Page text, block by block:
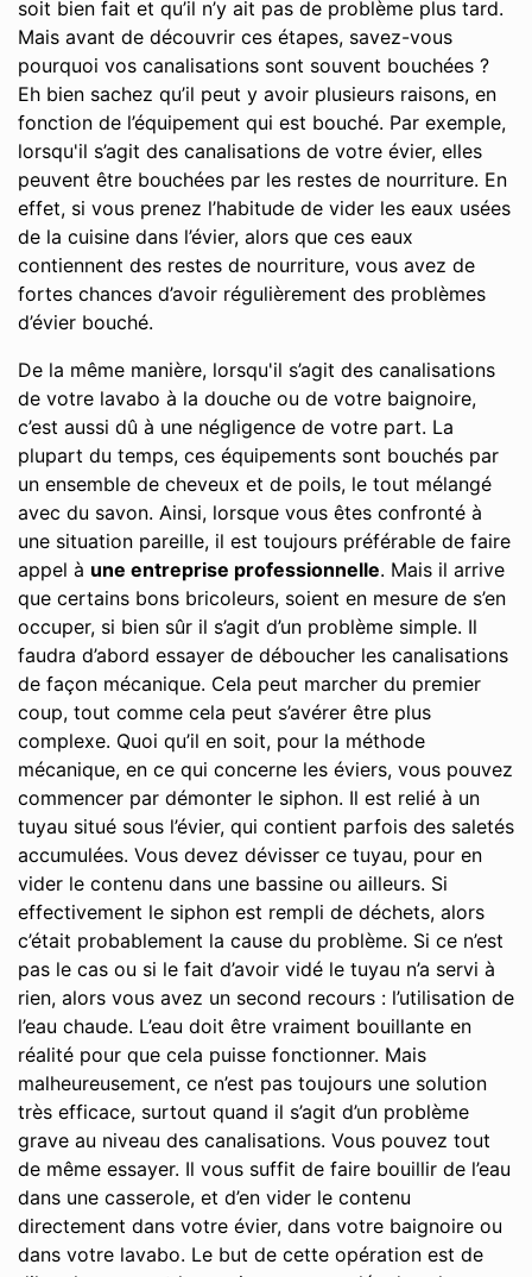
soit bien fait et qu’il n’y ait pas de problème plus tard.
Mais avant de découvrir ces étapes, savez-vous
pourquoi vos canalisations sont souvent bouchées ?
Eh bien sachez qu’il peut y avoir plusieurs raisons, en
fonction de l’équipement qui est bouché. Par exemple,
lorsqu'il s’agit des canalisations de votre évier, elles
peuvent être bouchées par les restes de nourriture. En
effet, si vous prenez l’habitude de vider les eaux usées
de la cuisine dans l’évier, alors que ces eaux
contiennent des restes de nourriture, vous avez de
fortes chances d’avoir régulièrement des problèmes
d’évier bouché.
De la même manière, lorsqu'il s’agit des canalisations
de votre lavabo à la douche ou de votre baignoire,
c’est aussi dû à une négligence de votre part. La
plupart du temps, ces équipements sont bouchés par
un ensemble de cheveux et de poils, le tout mélangé
avec du savon. Ainsi, lorsque vous êtes confronté à
une situation pareille, il est toujours préférable de faire
appel à une entreprise professionnelle. Mais il arrive
que certains bons bricoleurs, soient en mesure de s’en
occuper, si bien sûr il s’agit d’un problème simple. Il
faudra d’abord essayer de déboucher les canalisations
de façon mécanique. Cela peut marcher du premier
coup, tout comme cela peut s’avérer être plus
complexe. Quoi qu’il en soit, pour la méthode
mécanique, en ce qui concerne les éviers, vous pouvez
commencer par démonter le siphon. Il est relié à un
tuyau situé sous l’évier, qui contient parfois des saletés
accumulées. Vous devez dévisser ce tuyau, pour en
vider le contenu dans une bassine ou ailleurs. Si
effectivement le siphon est rempli de déchets, alors
c’était probablement la cause du problème. Si ce n’est
pas le cas ou si le fait d’avoir vidé le tuyau n’a servi à
rien, alors vous avez un second recours : l’utilisation de
l’eau chaude. L’eau doit être vraiment bouillante en
réalité pour que cela puisse fonctionner. Mais
malheureusement, ce n’est pas toujours une solution
très efficace, surtout quand il s’agit d’un problème
grave au niveau des canalisations. Vous pouvez tout
de même essayer. Il vous suffit de faire bouillir de l’eau
dans une casserole, et d’en vider le contenu
directement dans votre évier, dans votre baignoire ou
dans votre lavabo. Le but de cette opération est de